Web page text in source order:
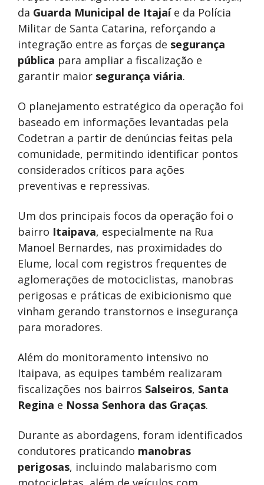
da Guarda Municipal de Itajaíe da Polícia
Militar de Santa Catarina, reforçando a
integração entre as forças de segurança
pública para ampliar a fiscalização e
garantir maior segurança viária.
O planejamento estratégico da operação foi
baseado em informações levantadas pela
Codetran a partir de denúncias feitas pela
comunidade, permitindo identificar pontos
considerados críticos para ações
preventivas e repressivas.
Um dos principais focos da operação foi o
bairro Itaipava, especialmente na Rua
Manoel Bernardes, nas proximidades do
Elume, local com registros frequentes de
aglomerações de motociclistas, manobras
perigosas e práticas de exibicionismo que
vinham gerando transtornos e insegurança
para moradores.
Além do monitoramento intensivo no
Itaipava, as equipes também realizaram
fiscalizações nos bairros Salseiros, Santa
Regina e Nossa Senhora das Graças.
Durante as abordagens, foram identificados
condutores praticando manobras
perigosas, incluindo malabarismo com